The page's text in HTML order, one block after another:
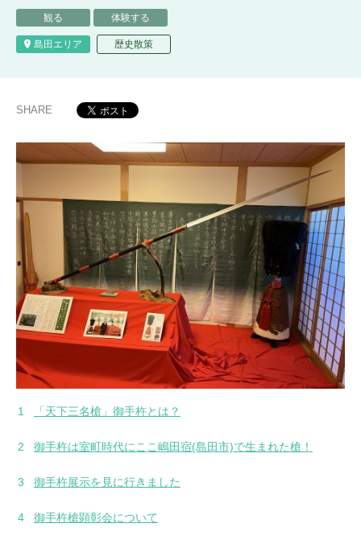
観る 体験する
島田エリア 歴史散策
SHARE
「天下三名槍」御手杵とは？
御手杵は室町時代にここ嶋田宿(島田市)で生まれた槍！
御手杵展示を見に行きました
御手杵槍顕彰会について